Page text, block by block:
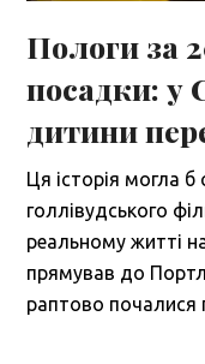
Пологи за
посадки:
дитини
Ця історія могла
голлівудського
реальному житті
прямував до
раптово